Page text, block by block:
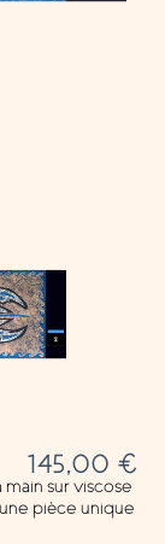
145,00 €
main sur viscose
pièce unique